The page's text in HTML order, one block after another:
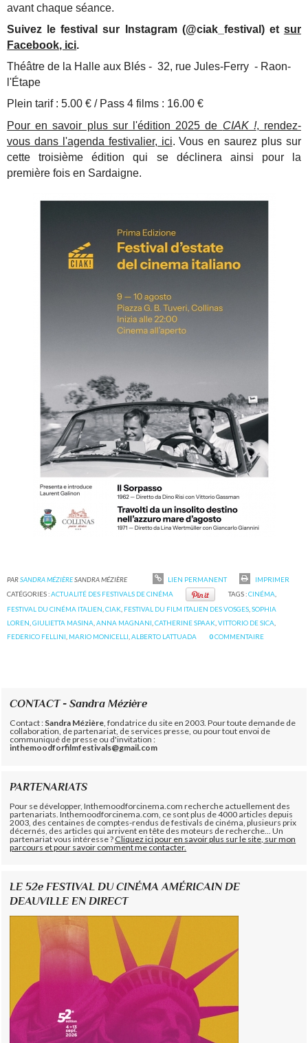
avant chaque séance.
Suivez le festival sur Instagram (@ciak_festival) et sur
Facebook, ici.
Théâtre de la Halle aux Blés - 32, rue Jules-Ferry - Raon-
l'Étape
Plein tarif : 5.00 € / Pass 4 films : 16.00 €
Pour en savoir plus sur l'édition 2025 de CIAK !, rendez-
vous dans l'agenda festivalier, ici. Vous en saurez plus sur
cette troisième édition qui se déclinera ainsi pour la
première fois en Sardaigne.
PARSANDRA MÉZIÈRESANDRA MÉZIÈRE LIEN PERMANENT
IMPRIMER
CATÉGORIES :ACTUALITÉ DES FESTIVALS DE CINÉMA TAGS :CINÉMA
FESTIVAL DU CINÉMA ITALIEN ,CIAK FESTIVAL DU FILM ITALIEN DES VOSGES ,SOPHIA
LOREN ,GIULIETTA MASINA ,ANNA MAGNANI ,CATHERINE SPAAK ,VITTORIO DE SICA
FEDERICO FELLINI MARIO MONICELLI ,ALBERTO LATTUADA 0COMMENTAIRE
CONTACT - Sandra Mézière
Contact : Sandra Mézière , fondatrice du site en 2003. Pour toute demande de
collaboration, de partenariat, de services presse, ou pour tout envoi de
communiqué de presse ou d'invitation :
inthemoodforfilmfestivals@gmail.com
PARTENARIATS
Pour se développer, Inthemoodforcinema.com recherche actuellement des
partenariats. Inthemoodforcinema.com, ce sont plus de 4000 articles depuis
2003, des centaines de comptes-rendus de festivals de cinéma, plusieurs prix
décernés, des articles qui arrivent en tête des moteurs de recherche... Un
partenariat vous intéresse ?Cliquez ici pour en savoir plus sur le site, sur mon
parcours et pour savoir comment me contacter.
LE 52e FESTIVAL DU CINÉMA AMÉRICAIN DE
DEAUVILLE EN DIRECT